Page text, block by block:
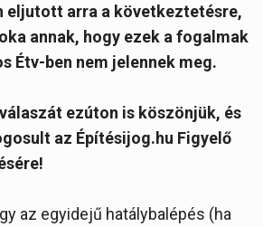
eljutott arra a következtetésre,
annak, hogy ezek a fogalmak
Étv-ben nem jelennek meg.
ezúton is köszönjük, és
az Építésijog.hu Figyelő
az egyidejű hatálybalépés (ha